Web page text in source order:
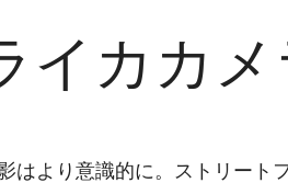
イカカ
はより意識的に。ストリート